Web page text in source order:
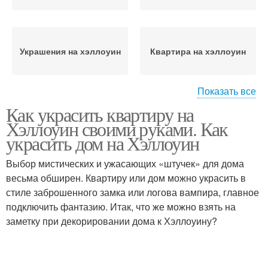
Украшения на хэллоуин Квартира на хэллоуин
Декор на хэллоуин Комната на хэллоуин
Показать все
Как украсить квартиру на
Хэллоуин своими руками. Как
украсить дом на Хэллоуин
Выбор мистических и ужасающих «штучек» для дома
весьма обширен. Квартиру или дом можно украсить в
стиле заброшенного замка или логова вампира, главное
подключить фантазию. Итак, что же можно взять на
заметку при декорировании дома к Хэллоуину?